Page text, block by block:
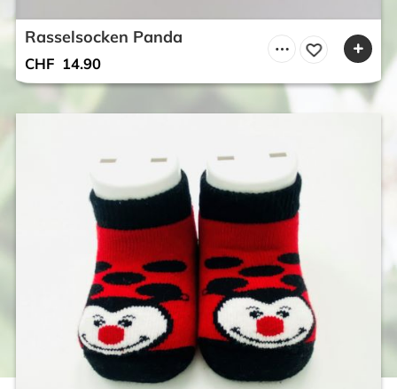
Rasselsocken Panda
CHF 14.90